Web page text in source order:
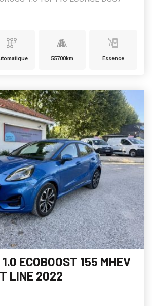
55700km Essence
ECOBOOST 155 MHEV
LINE 2022